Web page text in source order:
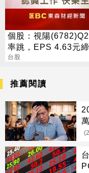
個股：視陽
率跳，EPS 4.63元
猷，本季營運續看旺
台股
推薦閱讀